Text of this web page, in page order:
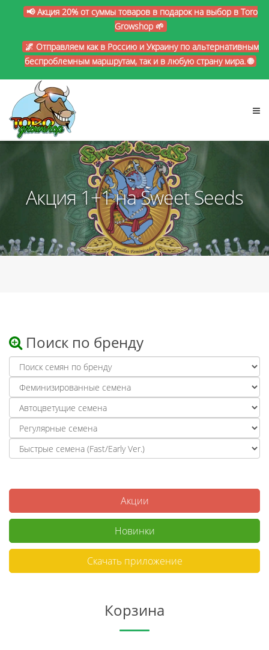
📢 Акция 20% от суммы товаров в подарок на выбор в Toro
Growshop 🌱
🌌 Отправляем как в Россию и Украину по альтернативным
беспроблемным маршрутам, так и в любую страну мира. 🌐
Акция 1+1 на Sweet Seeds
Поиск по бренду
Акции
Новинки
Скачать приложение
Корзина